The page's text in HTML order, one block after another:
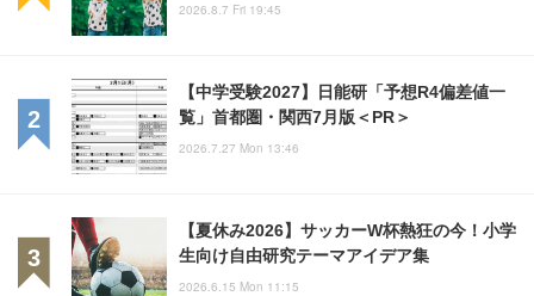
2026.8.7 Fri 19:45
【中学受験2027】日能研「予想R4偏差値一
覧」首都圏・関西7月版＜PR＞
2026.7.27 Mon 13:46
【夏休み2026】サッカーW杯熱狂の今！小学
生向け自由研究テーマアイデア集
2026.6.15 Mon 11:15